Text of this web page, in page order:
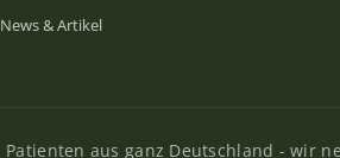
News & Artikel
Patienten aus ganz Deutschland - wir